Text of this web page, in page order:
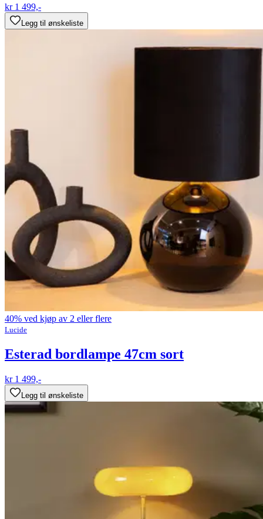
kr 1 499,-
Legg til ønskeliste
40% ved kjøp av 2 eller flere
Lucide
Esterad bordlampe 47cm sort
kr 1 499,-
Legg til ønskeliste